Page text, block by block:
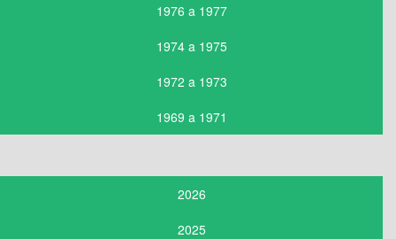
1976 a 1977
1974 a 1975
1972 a 1973
1969 a 1971
2026
2025